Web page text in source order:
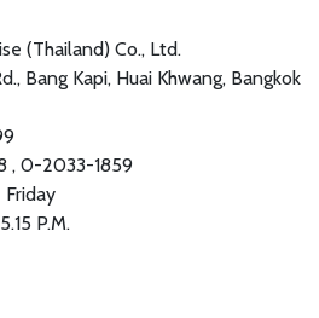
(Thailand) Co., Ltd.
Bang Kapi, Huai Khwang, Bangkok
, 0-2033-1859
P.M.